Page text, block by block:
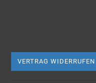
VERTRAG WIDERRUFEN